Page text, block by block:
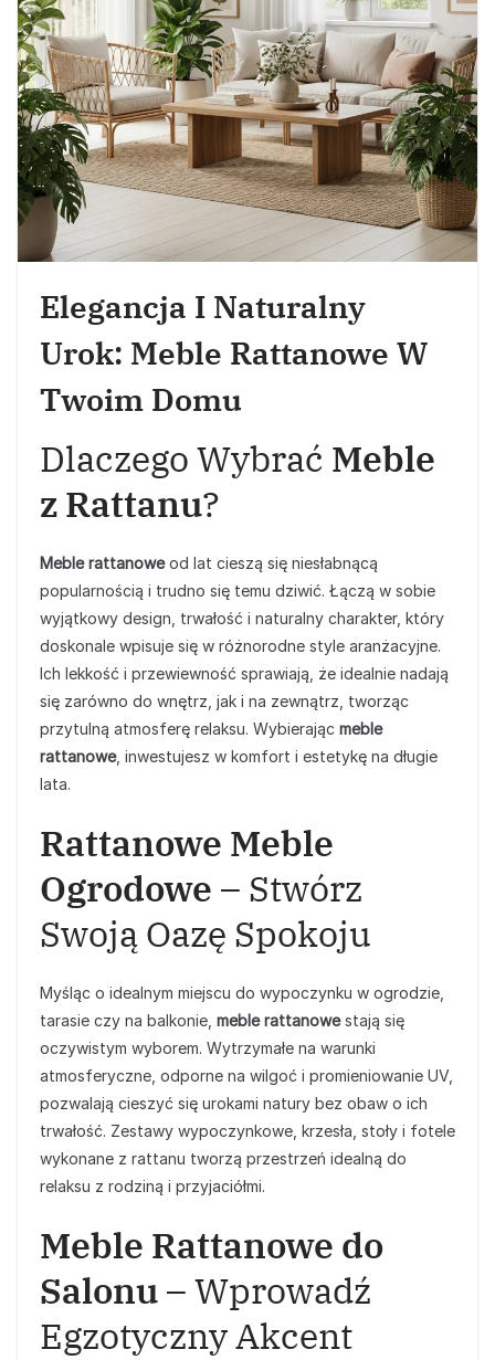
Elegancja I Naturalny
Urok: Meble Rattanowe W
Twoim Domu
Dlaczego Wybrać Meble
z Rattanu?
Meble rattanoweod lat cieszą się niesłabnącą
popularnością i trudno się temu dziwić. Łączą w sobie
wyjątkowy design, trwałość i naturalny charakter, który
doskonale wpisuje się w różnorodne style aranżacyjne.
Ich lekkość i przewiewność sprawiają, że idealnie nadają
się zarówno do wnętrz, jak i na zewnątrz, tworząc
przytulną atmosferę relaksu. Wybierając meble
rattanowe, inwestujesz w komfort i estetykę na długie
lata.
Rattanowe Meble
Ogrodowe – Stwórz
Swoją Oazę Spokoju
Myśląc o idealnym miejscu do wypoczynku w ogrodzie,
tarasie czy na balkonie, meble rattanowestają się
oczywistym wyborem. Wytrzymałe na warunki
atmosferyczne, odporne na wilgoć i promieniowanie UV,
pozwalają cieszyć się urokami natury bez obaw o ich
trwałość. Zestawy wypoczynkowe, krzesła, stoły i fotele
wykonane z rattanu tworzą przestrzeń idealną do
relaksu z rodziną i przyjaciółmi.
Meble Rattanowe do
Salonu– Wprowadź
Egzotyczny Akcent